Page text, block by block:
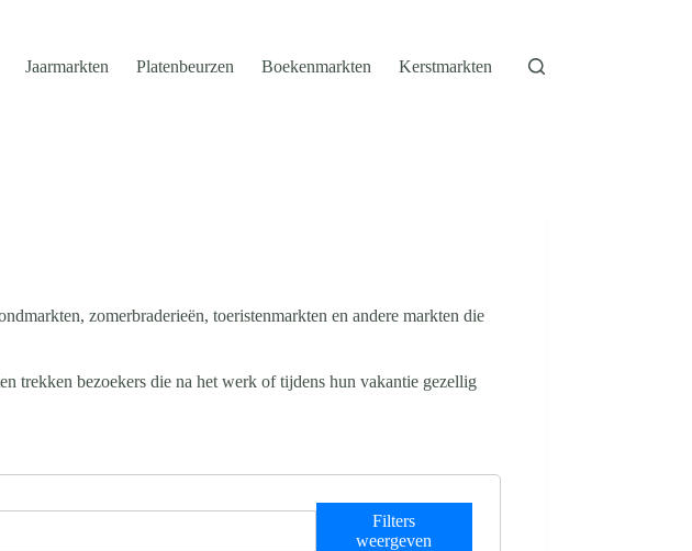
Jaarmarkten Platenbeurzen Boekenmarkten Kerstmarkten
zomerbraderieën, toeristenmarkten en andere markten die
trekken bezoekers die na het werk of tijdens hun vakantie gezellig
Filters
weergeven